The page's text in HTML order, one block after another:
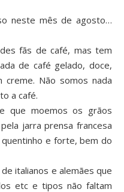
neste mês de agosto…
fãs de café, mas tem
de café gelado, doce,
Não somos nada
a café.
que moemos os grãos
jarra prensa francesa
e forte, bem do
italianos e alemães que
etc e tipos não faltam